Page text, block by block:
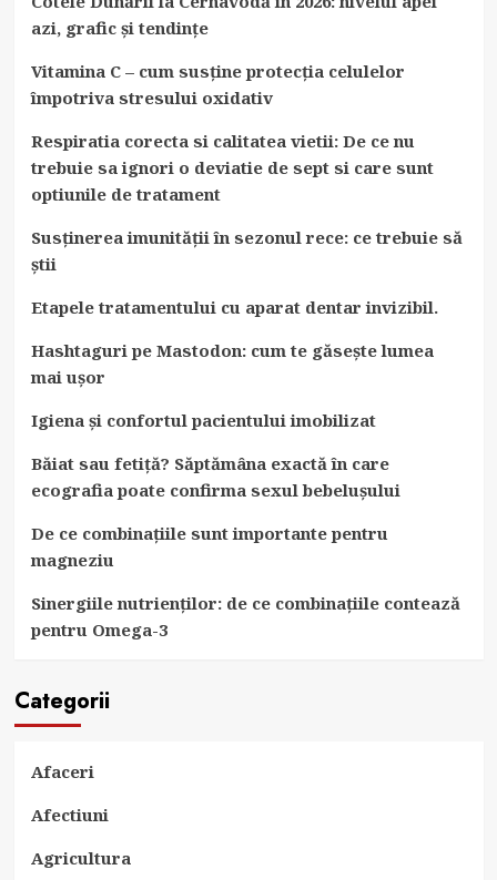
azi, grafic și tendințe
Vitamina C – cum susține protecția celulelor
împotriva stresului oxidativ
Respiratia corecta si calitatea vietii: De ce nu
trebuie sa ignori o deviatie de sept si care sunt
optiunile de tratament
Susținerea imunității în sezonul rece: ce trebuie să
știi
Etapele tratamentului cu aparat dentar invizibil.
Hashtaguri pe Mastodon: cum te găsește lumea
mai ușor
Igiena și confortul pacientului imobilizat
Băiat sau fetiță? Săptămâna exactă în care
ecografia poate confirma sexul bebelușului
De ce combinațiile sunt importante pentru
magneziu
Sinergiile nutrienților: de ce combinațiile contează
pentru Omega-3
Categorii
Afaceri
Afectiuni
Agricultura